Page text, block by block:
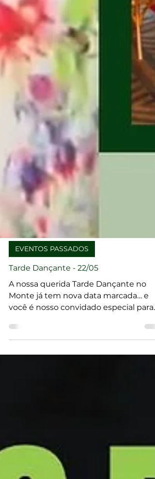
EVENTOS PASSADOS
Tarde Dançante - 22/05
A nossa querida Tarde Dançante no
você é nosso convidado especial para
viver mais uma tarde inesquecível no